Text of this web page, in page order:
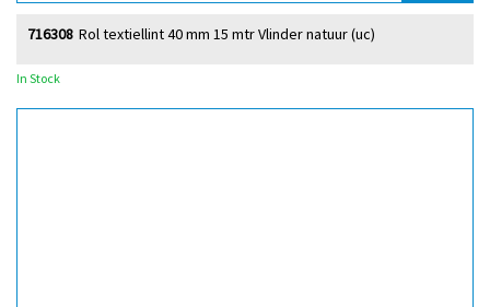
Rol textiellint 40 mm 15 mtr Vlinder natuur (uc)
716308
In Stock